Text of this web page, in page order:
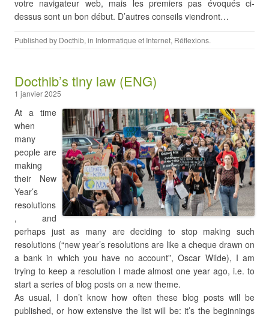
votre navigateur web, mais les premiers pas évoqués ci-
dessus sont un bon début. D’autres conseils viendront…
Published by Docthib, in Informatique et Internet, Réflexions.
Docthib’s tiny law (ENG)
1 janvier 2025
At a time
when
many
people are
making
their New
Year’s
resolutions
, and
perhaps just as many are deciding to stop making such
resolutions (“new year’s resolutions are like a cheque drawn on
a bank in which you have no account”, Oscar Wilde), I am
trying to keep a resolution I made almost one year ago, i.e. to
start a series of blog posts on a new theme.
As usual, I don’t know how often these blog posts will be
published, or how extensive the list will be: it’s the beginnings